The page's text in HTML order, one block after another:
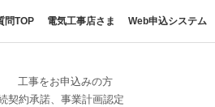
問TOP 電気工事店さま Web申込システム
工事をお申込みの方
契約承諾、事業計画認定